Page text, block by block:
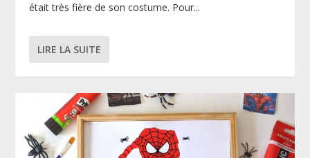
était très fière de son costume. Pour...
LIRE LA SUITE